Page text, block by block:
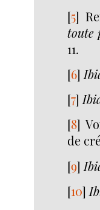
[5]
toute
11.
[6]
[7]
[8]
de
[9]
[10]